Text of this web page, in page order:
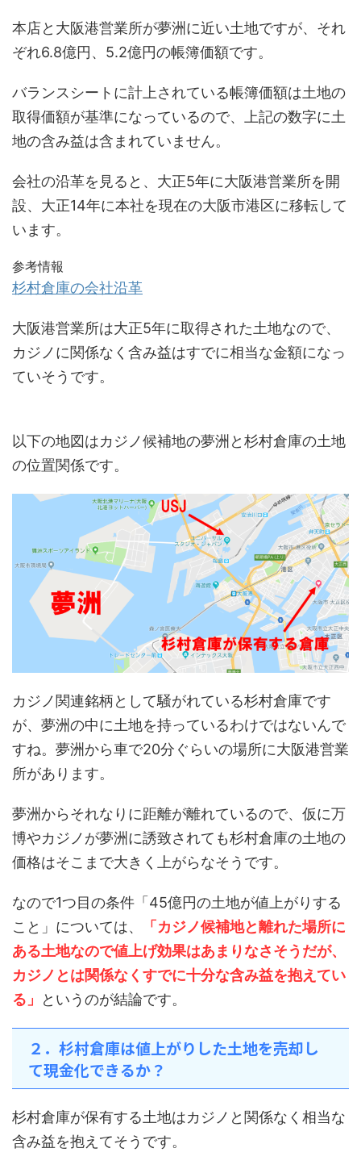
本店と大阪港営業所が夢洲に近い土地ですが、それ
ぞれ6.8億円、5.2億円の帳簿価額です。
バランスシートに計上されている帳簿価額は土地の
取得価額が基準になっているので、上記の数字に土
地の含み益は含まれていません。
会社の沿革を見ると、大正5年に大阪港営業所を開
設、大正14年に本社を現在の大阪市港区に移転して
います。
参考情報
杉村倉庫の会社沿革
大阪港営業所は大正5年に取得された土地なので、
カジノに関係なく含み益はすでに相当な金額になっ
ていそうです。
以下の地図はカジノ候補地の夢洲と杉村倉庫の土地
の位置関係です。
カジノ関連銘柄として騒がれている杉村倉庫です
が、夢洲の中に土地を持っているわけではないんで
すね。夢洲から車で20分ぐらいの場所に大阪港営業
所があります。
夢洲からそれなりに距離が離れているので、仮に万
博やカジノが夢洲に誘致されても杉村倉庫の土地の
価格はそこまで大きく上がらなそうです。
なので1つ目の条件「45億円の土地が値上がりする
こと」については、
「カジノ候補地と離れた場所に
ある土地なので値上げ効果はあまりなさそうだが、
カジノとは関係なくすでに十分な含み益を抱えてい
る」
というのが結論です。
２．杉村倉庫は値上がりした土地を売却し
て現金化できるか？
杉村倉庫が保有する土地はカジノと関係なく相当な
含み益を抱えてそうです。